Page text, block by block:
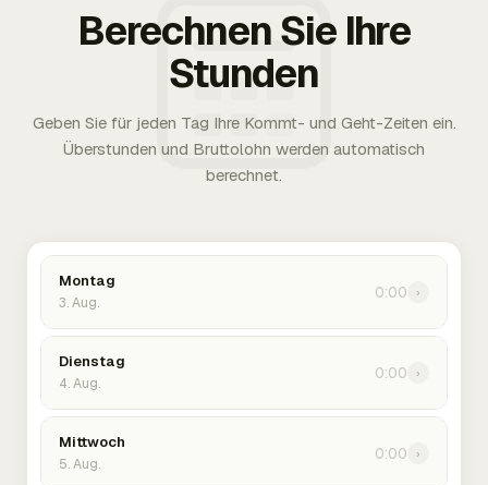
Berechnen Sie Ihre
Stunden
Geben Sie für jeden Tag Ihre Kommt- und Geht-Zeiten ein.
Überstunden und Bruttolohn werden automatisch
berechnet.
Montag
3. Aug.
0:00 ›
Dienstag
4. Aug.
0:00 ›
Mittwoch
5. Aug.
0:00 ›